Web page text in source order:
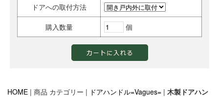
ドアへの取付方法
購入数量 個
HOME | 商品 カテゴリー | ドアハンドル=Vagues= | 木製ドアハン